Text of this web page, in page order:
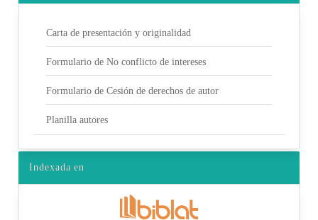
Carta de presentación y originalidad
Formulario de No conflicto de intereses
Formulario de Cesión de derechos de autor
Planilla autores
Indexada en